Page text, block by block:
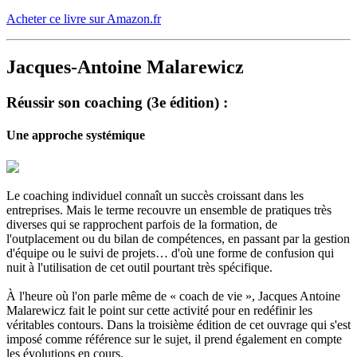
Acheter ce livre sur Amazon.fr
Jacques-Antoine Malarewicz
Réussir son coaching (3e édition) :
Une approche systémique
Le coaching individuel connaît un succès croissant dans les
entreprises. Mais le terme recouvre un ensemble de pratiques très
diverses qui se rapprochent parfois de la formation, de
l'outplacement ou du bilan de compétences, en passant par la gestion
d'équipe ou le suivi de projets… d'où une forme de confusion qui
nuit à l'utilisation de cet outil pourtant très spécifique.
À l'heure où l'on parle même de « coach de vie », Jacques Antoine
Malarewicz fait le point sur cette activité pour en redéfinir les
véritables contours. Dans la troisième édition de cet ouvrage qui s'est
imposé comme référence sur le sujet, il prend également en compte
les évolutions en cours.